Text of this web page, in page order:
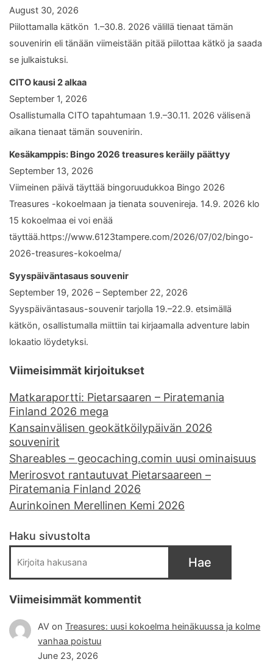
August 30, 2026
Piilottamalla kätkön 1.–30.8. 2026 välillä tienaat tämän
souvenirin eli tänään viimeistään pitää piilottaa kätkö ja saada
se julkaistuksi.
CITO kausi 2 alkaa
September 1, 2026
Osallistumalla CITO tapahtumaan 1.9.–30.11. 2026 välisenä
aikana tienaat tämän souvenirin.
Kesäkamppis: Bingo 2026 treasures keräily päättyy
September 13, 2026
Viimeinen päivä täyttää bingoruudukkoa Bingo 2026
Treasures -kokoelmaan ja tienata souvenireja. 14.9. 2026 klo
15 kokoelmaa ei voi enää
täyttää.https://www.6123tampere.com/2026/07/02/bingo-
2026-treasures-kokoelma/
Syyspäiväntasaus souvenir
September 19, 2026 – September 22, 2026
Syyspäiväntasaus-souvenir tarjolla 19.–22.9. etsimällä
kätkön, osallistumalla miittiin tai kirjaamalla adventure labin
lokaatio löydetyksi.
Viimeisimmät kirjoitukset
Matkaraportti: Pietarsaaren – Piratemania
Finland 2026 mega
Kansainvälisen geokätköilypäivän 2026
souvenirit
Shareables – geocaching.comin uusi ominaisuus
Merirosvot rantautuvat Pietarsaareen –
Piratemania Finland 2026
Aurinkoinen Merellinen Kemi 2026
Haku sivustolta
Hae
Viimeisimmät kommentit
AV onTreasures: uusi kokoelma heinäkuussa ja kolme
vanhaa poistuu
June 23, 2026